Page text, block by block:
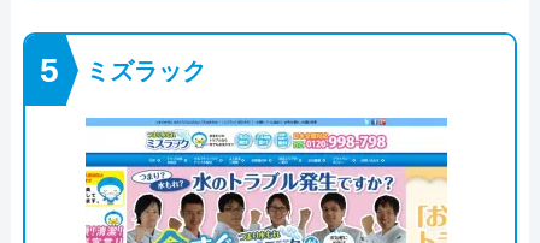
ミズラック